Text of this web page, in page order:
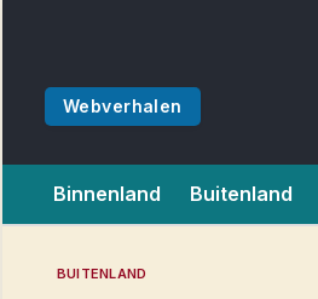
Webverhalen
Binnenland Buitenland
BUITENLAND